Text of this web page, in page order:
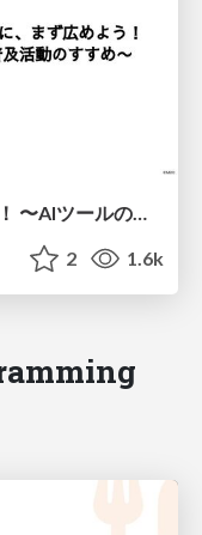
最先端を追う前に、まず広めよう！ 〜AIツールの普及活動のすすめ〜
2 1.6k